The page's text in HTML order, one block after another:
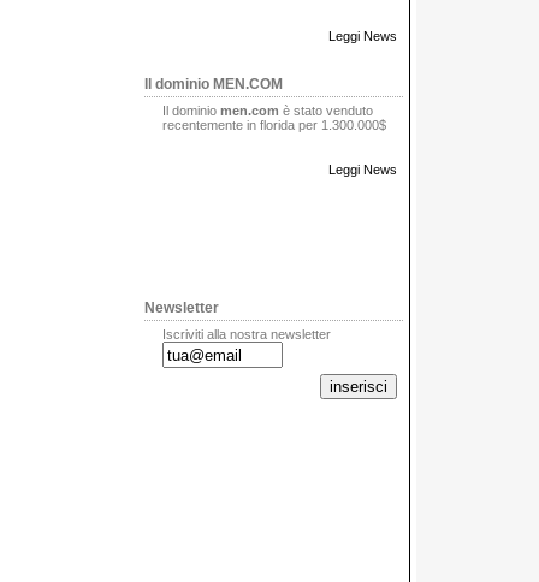
Leggi News
Il dominio MEN.COM
Il dominio men.com è stato venduto
recentemente in florida per 1.300.000$
Leggi News
Newsletter
Iscriviti alla nostra newsletter